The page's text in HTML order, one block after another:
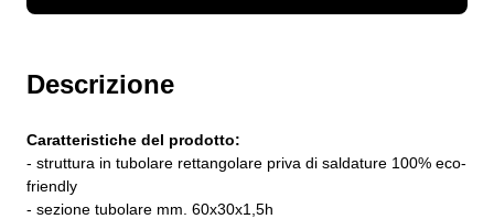
Descrizione
Caratteristiche del prodotto:
- struttura in tubolare rettangolare priva di saldature 100% eco-
friendly
- sezione tubolare mm. 60x30x1,5h